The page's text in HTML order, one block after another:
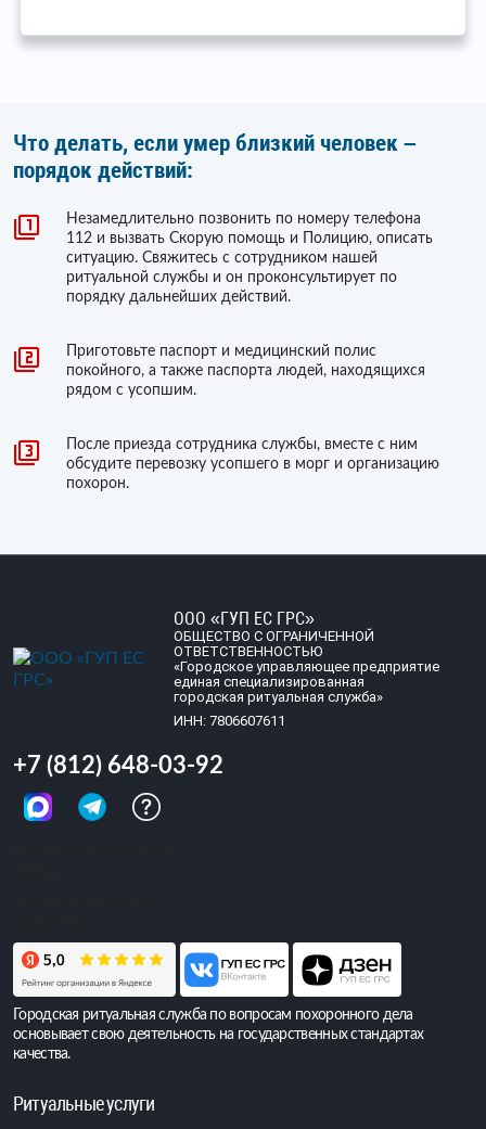
Что делать, если умер близкий человек –
порядок действий:
Незамедлительно позвонить по номеру телефона
112 и вызвать Скорую помощь и Полицию, описать
ситуацию. Свяжитесь с сотрудником нашей
ритуальной службы и он проконсультирует по
порядку дальнейших действий.
Приготовьте паспорт и медицинский полис
покойного, а также паспорта людей, находящихся
рядом с усопшим.
После приезда сотрудника службы, вместе с ним
обсудите перевозку усопшего в морг и организацию
похорон.
ООО «ГУП ЕС ГРС»
ОБЩЕСТВО С ОГРАНИЧЕННОЙ
ОТВЕТСТВЕННОСТЬЮ
«Городское управляющее предприятие
единая специализированная
городская ритуальная служба»
ИНН: 7806607611
+7 (812) 648-03-92
Городская ритуальная служба по вопросам похоронного дела
основывает свою деятельность на государственных стандартах
качества.
Ритуальные услуги